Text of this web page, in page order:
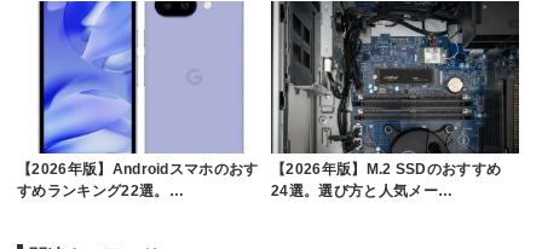
【2026年版】Androidスマホのおす
すめランキング22選。…
【2026年版】M.2 SSDのおすすめ
24選。選び方と人気メー…